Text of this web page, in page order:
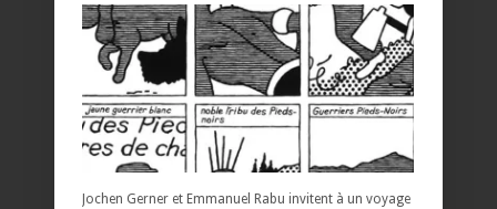
Jochen Gerner et Emmanuel Rabu invitent à un voyage